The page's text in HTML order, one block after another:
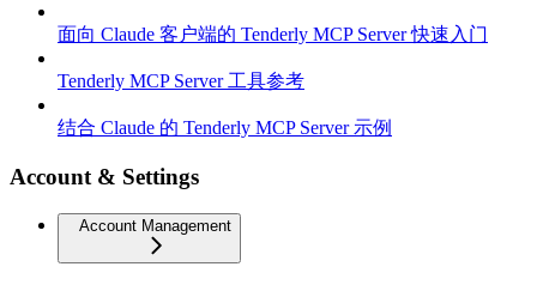
面向 Claude 客户端的 Tenderly MCP Server 快速入门
Tenderly MCP Server 工具参考
结合 Claude 的 Tenderly MCP Server 示例
Account & Settings
Account Management